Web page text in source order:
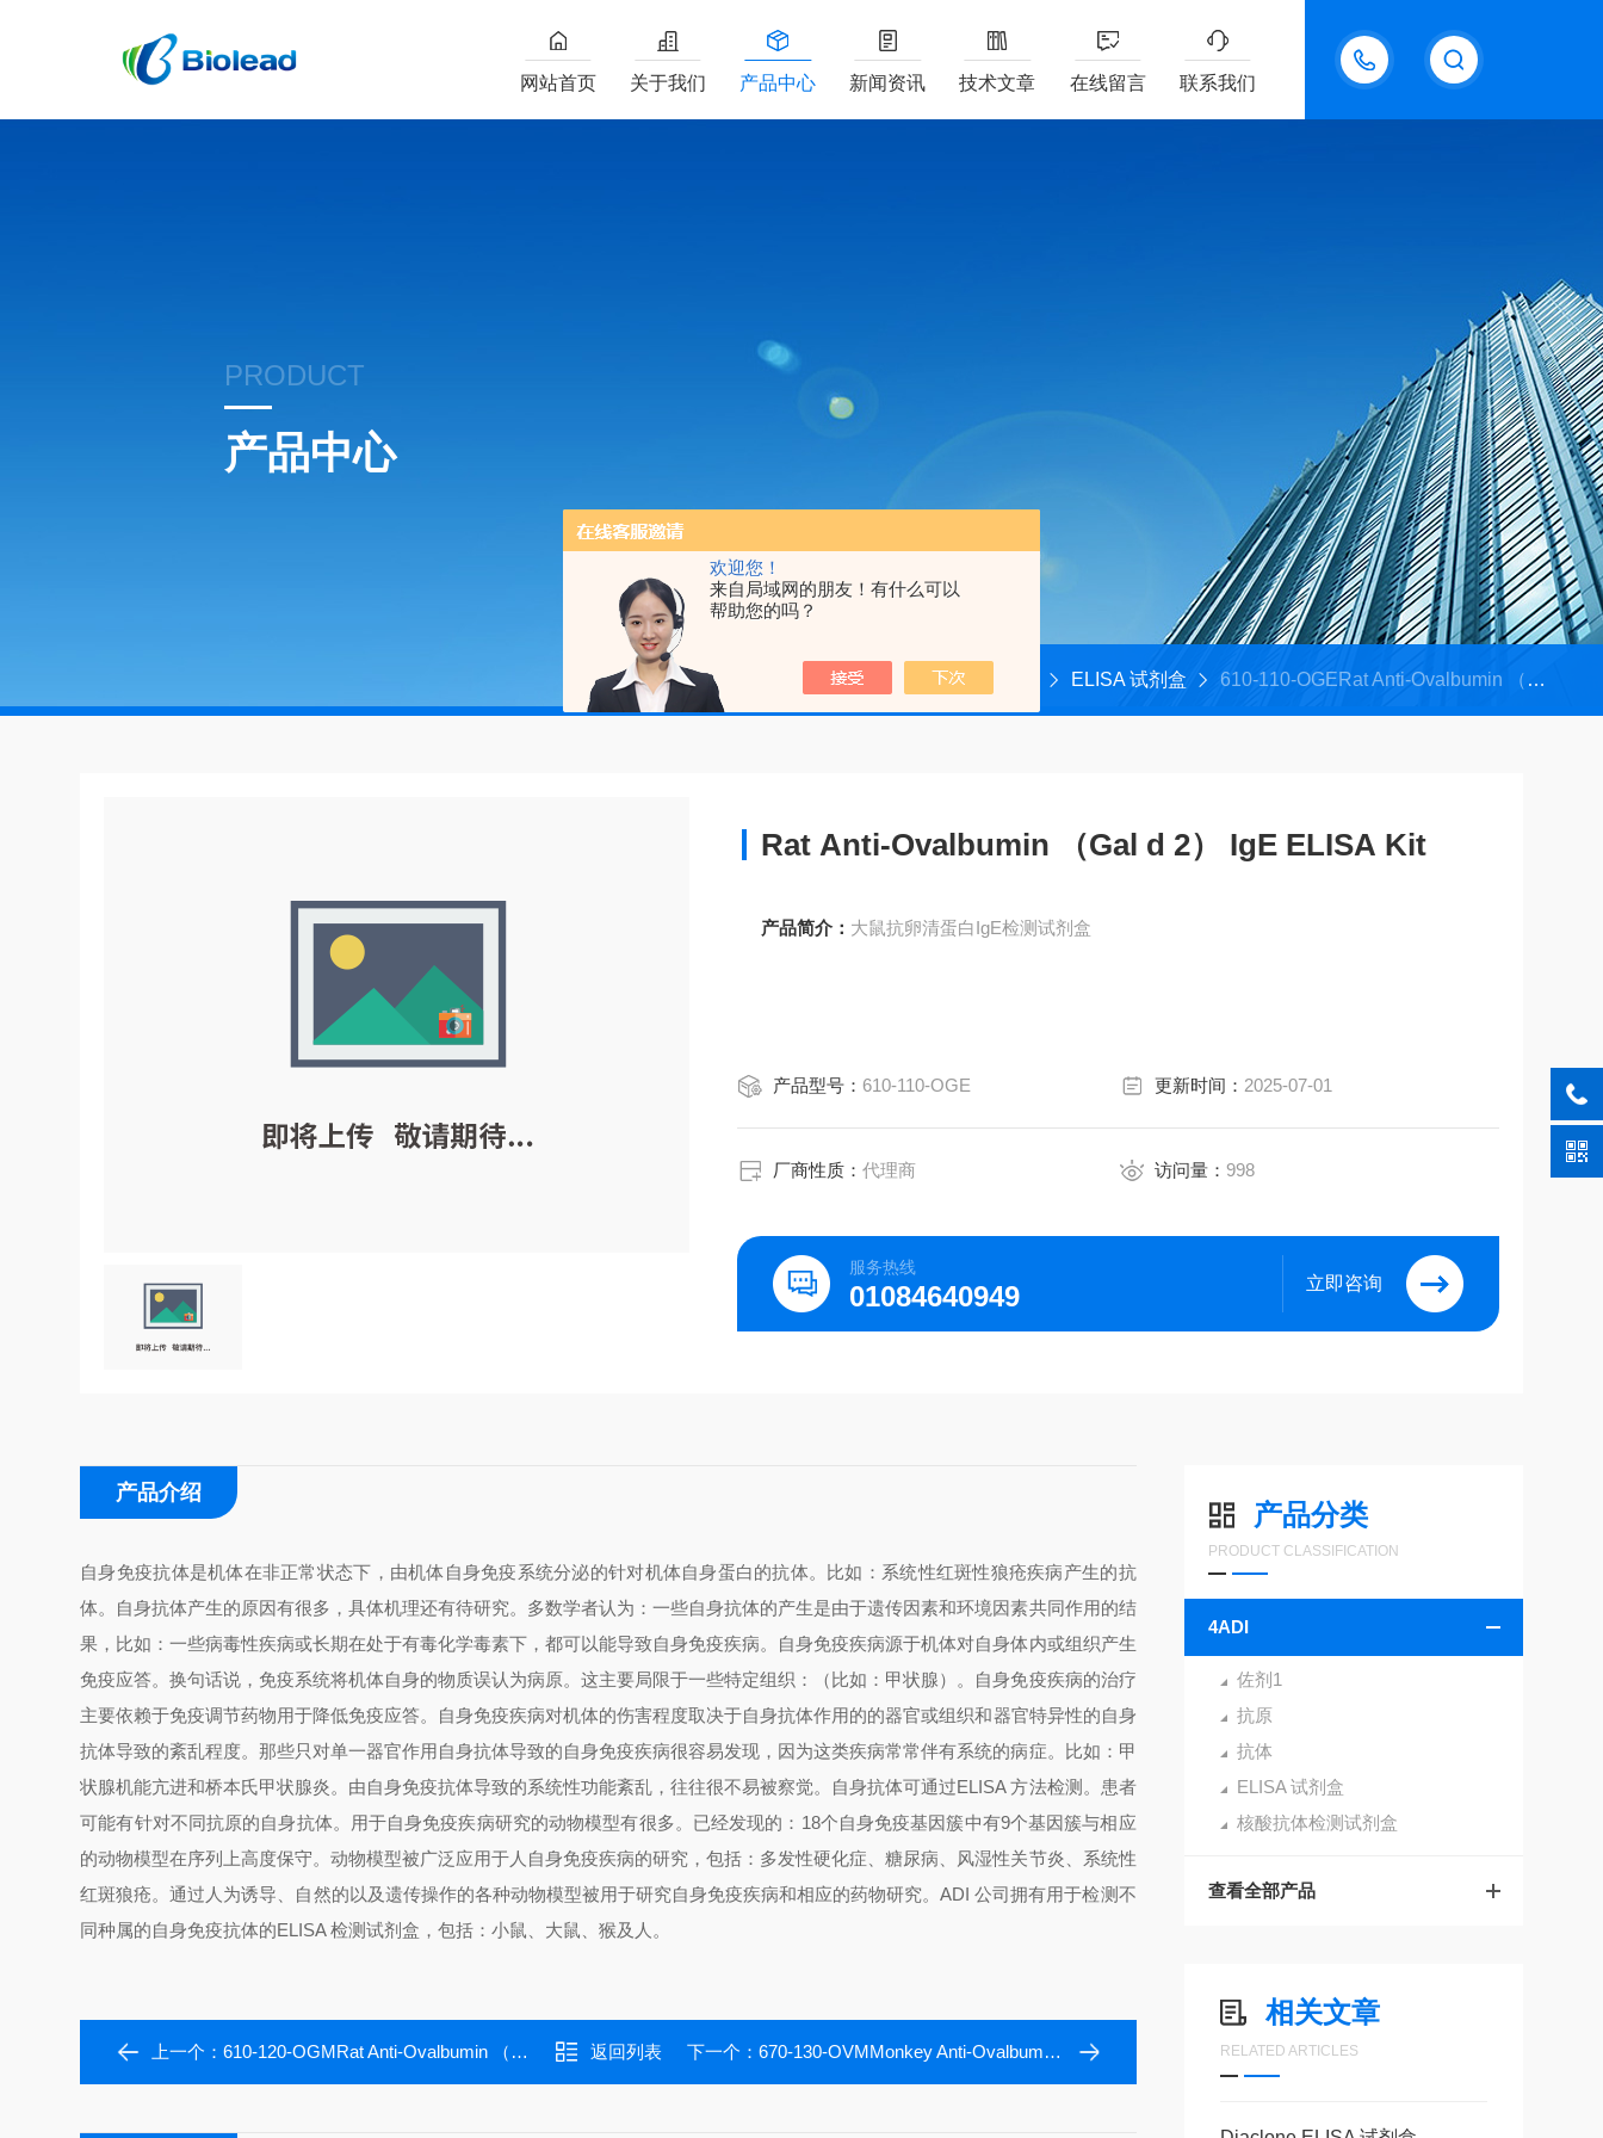
欢迎您！
来自局域网的朋友！有什么可以
帮助您的吗？
18611095289
网站首页 关于我们 产品中心 新闻资讯 技术文章 在线留言 联系我们
PRODUCT
产品中心
首页 产品中心 ELISA 试剂盒 610-110-OGERat Anti-Ovalbumin （Gal d 2） IgE ELISA Kit
Rat Anti-Ovalbumin （Gal d 2） IgE ELISA Kit
产品简介： 大鼠抗卵清蛋白IgE检测试剂盒
产品型号： 610-110-OGE 更新时间： 2025-07-01
厂商性质：代理商 访问量： 998
服务热线
01084640949 立即咨询
产品分类
PRODUCT CLASSIFICATION
4ADI
佐剂1
抗原
抗体
ELISA 试剂盒
核酸抗体检测试剂盒
查看全部产品
相关文章
RELATED ARTICLES
产品介绍
自身免疫抗体是机体在非正常状态下，由机体自身免疫系统分泌的针对机体自身蛋白的抗体。比如：系统性红斑性狼疮疾病产生的抗
体。自身抗体产生的原因有很多，具体机理还有待研究。多数学者认为：一些自身抗体的产生是由于遗传因素和环境因素共同作用的结
果，比如：一些病毒性疾病或长期在处于有毒化学毒素下，都可以能导致自身免疫疾病。自身免疫疾病源于机体对自身体内或组织产生
免疫应答。换句话说，免疫系统将机体自身的物质误认为病原。这主要局限于一些特定组织：（比如：甲状腺）。自身免疫疾病的治疗
主要依赖于免疫调节药物用于降低免疫应答。 自身免疫疾病对机体的伤害程度取决于自身抗体作用的的器官或组织和器官特异性的自身
抗体导致的紊乱程度。那些只对单一器官作用自身抗体导致的自身免疫疾病很容易发现，因为这类疾病常常伴有系统的病症。比如：甲
状腺机能亢进和桥本氏甲状腺炎。由自身免疫抗体导致的系统性功能紊乱，往往很不易被察觉。自身抗体可通过ELISA 方法检测。患者
可能有针对不同抗原的自身抗体。用于自身免疫疾病研究的动物模型有很多。已经发现的：18个自身免疫基因簇中有9个基因簇与相应
的动物模型在序列上高度保守。动物模型被广泛应用于人自身免疫疾病的研究，包括：多发性硬化症、糖尿病、风湿性关节炎、系统性
红斑狼疮。通过人为诱导、自然的以及遗传操作的各种动物模型被用于研究自身免疫疾病和相应的药物研究。ADI 公司拥有用于检测不
同种属的自身免疫抗体的ELISA 检测试剂盒，包括：小鼠、大鼠、猴及人。
上一个：610-120-OGMRat Anti-Ovalbumin （Gal d 2） IgM ELISA Kit 返回列表 下一个： 670-130-OVMMonkey Anti-Ovalbumin （Gal d 2） IgG ELISA Kit